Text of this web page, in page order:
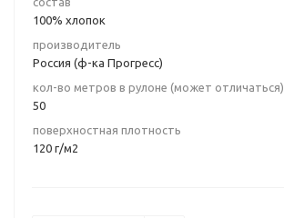
100% хлопок
производитель
Россия (ф-ка Прогресс)
кол-во метров в рулоне (может отличаться)
50
поверхностная плотность
120 г/м2